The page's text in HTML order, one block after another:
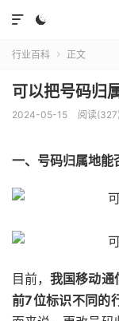


行业百科  正文
可以把号码归
2024-05-15 阅读(327)
一、号码归属地能
目前，我国移动通
前7位标识不同的